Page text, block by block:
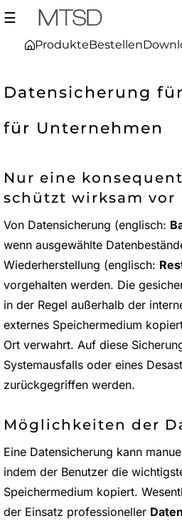
☰
ProdukteBestellen
Datensicherung
für Unternehmen
Nur eine
schützt wirksam vor
Von Datensicherung (englisch:
wenn ausgewählte
Wiederherstellung (englisch:
vorgehalten werden. Die
in der Regel außerhalb der
externes Speichermedium
Ort verwahrt. Auf diese
Systemausfalls oder eines
zurückgegriffen werden.
Möglichkeiten der
Eine Datensicherung kann
indem der Benutzer die
Speichermedium kopiert.
der Einsatz professioneller